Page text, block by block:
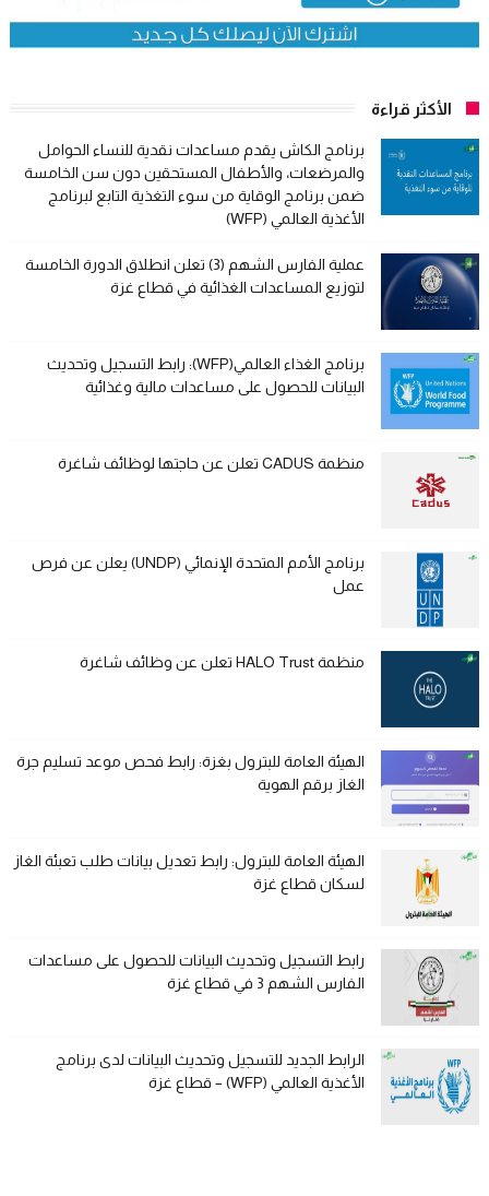
الأكثر قراءة
برنامج الكاش يقدم مساعدات نقدية للنساء الحوامل
والمرضعات، والأطفال المستحقين دون سن الخامسة
ضمن برنامج الوقاية من سوء التغذية التابع لبرنامج
الأغذية العالمي (WFP)
عملية الفارس الشهم (3) تعلن انطلاق الدورة الخامسة
لتوزيع المساعدات الغذائية في قطاع غزة
برنامج الغذاء العالمي(WFP): رابط التسجيل وتحديث
البيانات للحصول على مساعدات مالية وغذائية
منظمة CADUS تعلن عن حاجتها لوظائف شاغرة
برنامج الأمم المتحدة الإنمائي (UNDP) يعلن عن فرص
عمل
منظمة HALO Trust تعلن عن وظائف شاغرة
الهيئة العامة للبترول بغزة: رابط فحص موعد تسليم جرة
الغاز برقم الهوية
الهيئة العامة للبترول: رابط تعديل بيانات طلب تعبئة الغاز
لسكان قطاع غزة
رابط التسجيل وتحديث البيانات للحصول على مساعدات
الفارس الشهم 3 في قطاع غزة
الرابط الجديد للتسجيل وتحديث البيانات لدى برنامج
الأغذية العالمي (WFP) – قطاع غزة